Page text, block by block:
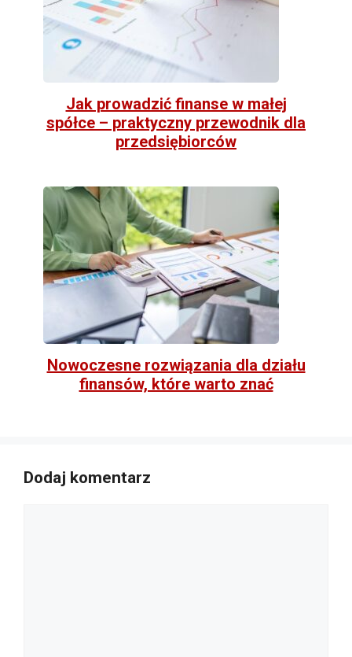
Jak prowadzić finanse w małej
spółce – praktyczny przewodnik dla
przedsiębiorców
Nowoczesne rozwiązania dla działu
finansów, które warto znać
Dodaj komentarz